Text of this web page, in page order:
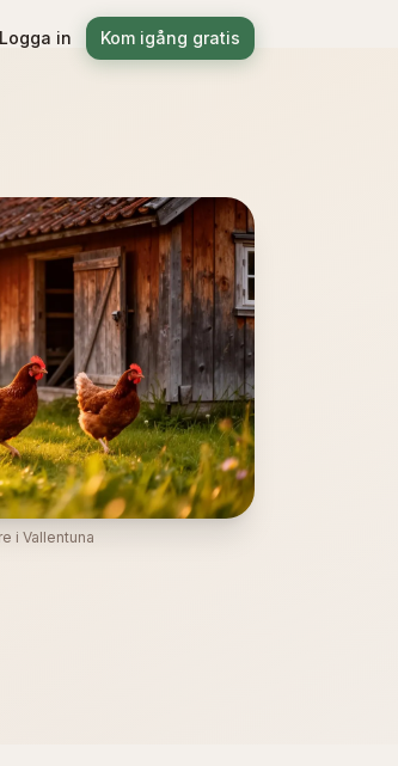
Logga in Kom igång gratis
i Vallentuna